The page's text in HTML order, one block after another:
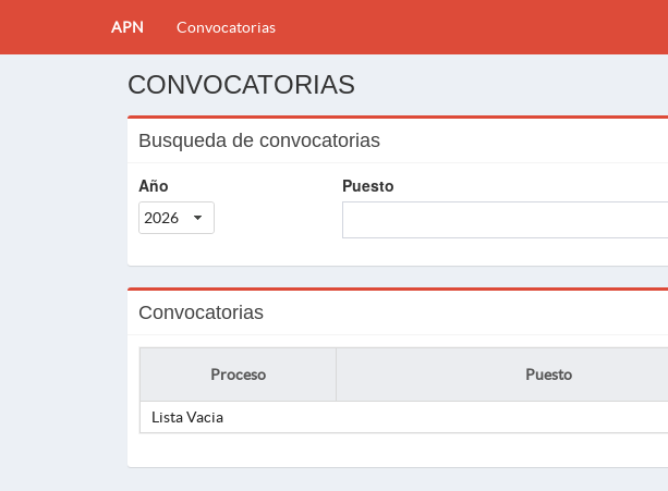
APN Convocatorias
CONVOCATORIAS
Busqueda de convocatorias
Año
2026
Puesto
Convocatorias
Proceso Puesto
Lista Vacia